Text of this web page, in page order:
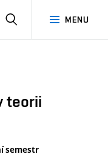
MENU
teorii
semestr